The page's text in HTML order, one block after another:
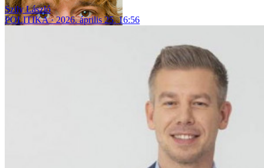
Szily László
POLITIKA
2026. április 25. 16:56